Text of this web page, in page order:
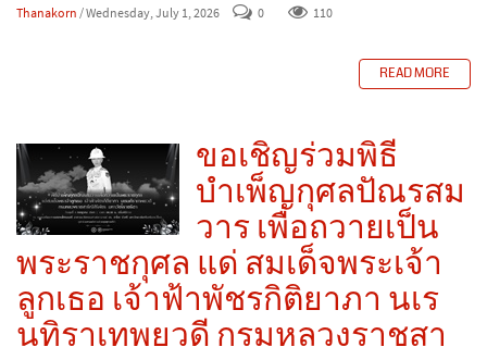
Thanakorn / Wednesday, July 1, 2026 0 110
READ MORE
ขอเชิญร่วมพิธี
บำเพ็ญกุศลปัณรสม
วาร เพื่อถวายเป็น
พระราชกุศล แด่ สมเด็จพระเจ้า
ลูกเธอ เจ้าฟ้าพัชรกิติยาภา นเร
นทิราเทพยวดี กรมหลวงราชสา